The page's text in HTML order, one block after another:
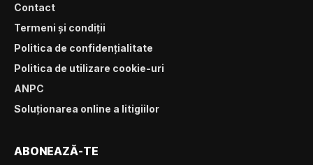
Contact
Termeni și condiții
Politica de confidențialitate
Politica de utilizare cookie-uri
ANPC
Soluționarea online a litigiilor
ABONEAZĂ-TE